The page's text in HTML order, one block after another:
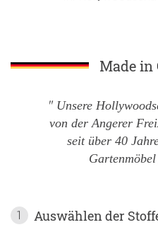
Made in
Unsere
von der Angerer
seit über 40
1 Auswählen der